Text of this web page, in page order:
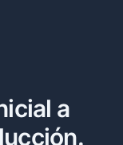
a